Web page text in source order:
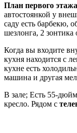
План первого
автостоянкой у
саду есть барбекю,
шезлонга, 2 зонтика
Когда вы входите
кухня находится с
кухне есть
машина и другая
В зале; Есть 55-
кресло. Рядом с